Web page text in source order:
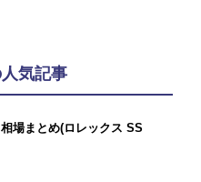
気記事
場まとめ(ロレックス SS